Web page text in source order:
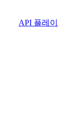
API 플레이